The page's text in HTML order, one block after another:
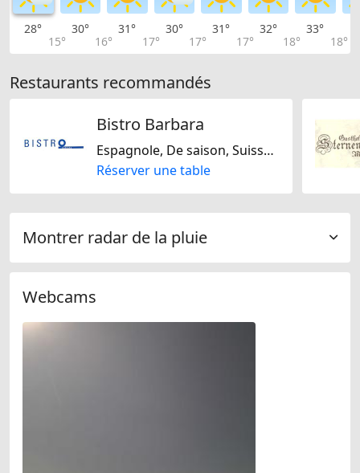
28°
15°
30°
16°
31°
17°
30°
17°
31°
17°
32°
18°
33°
18°
Restaurants recommandés
Bistro Barbara
Espagnole, De saison, Suisse, Italienne, Régionale
Réserver une table
Montrer radar de la pluie
Webcams